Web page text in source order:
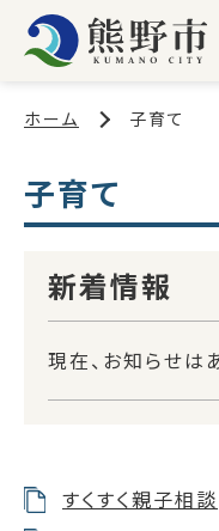
ホーム 子育て
子育て
新着情報
現在、お知らせは
すくすく親子相談